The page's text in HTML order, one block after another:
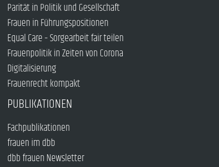
Parität in Politik und Gesellschaft
Frauen in Führungspositionen
Equal Care – Sorgearbeit fair teilen
Frauenpolitik in Zeiten von Corona
Digitalisierung
Frauenrecht kompakt
PUBLIKATIONEN
Fachpublikationen
frauen im dbb
dbb frauen Newsletter